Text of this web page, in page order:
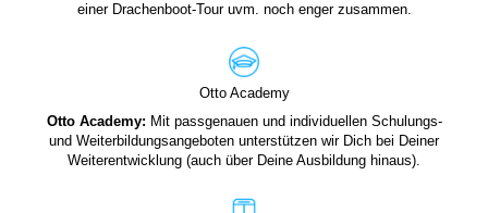
einer Drachenboot-Tour uvm. noch enger zusammen.
Otto Academy
Otto Academy: Mit passgenauen und individuellen Schulungs-
und Weiterbildungsangeboten unterstützen wir Dich bei Deiner
Weiterentwicklung (auch über Deine Ausbildung hinaus).